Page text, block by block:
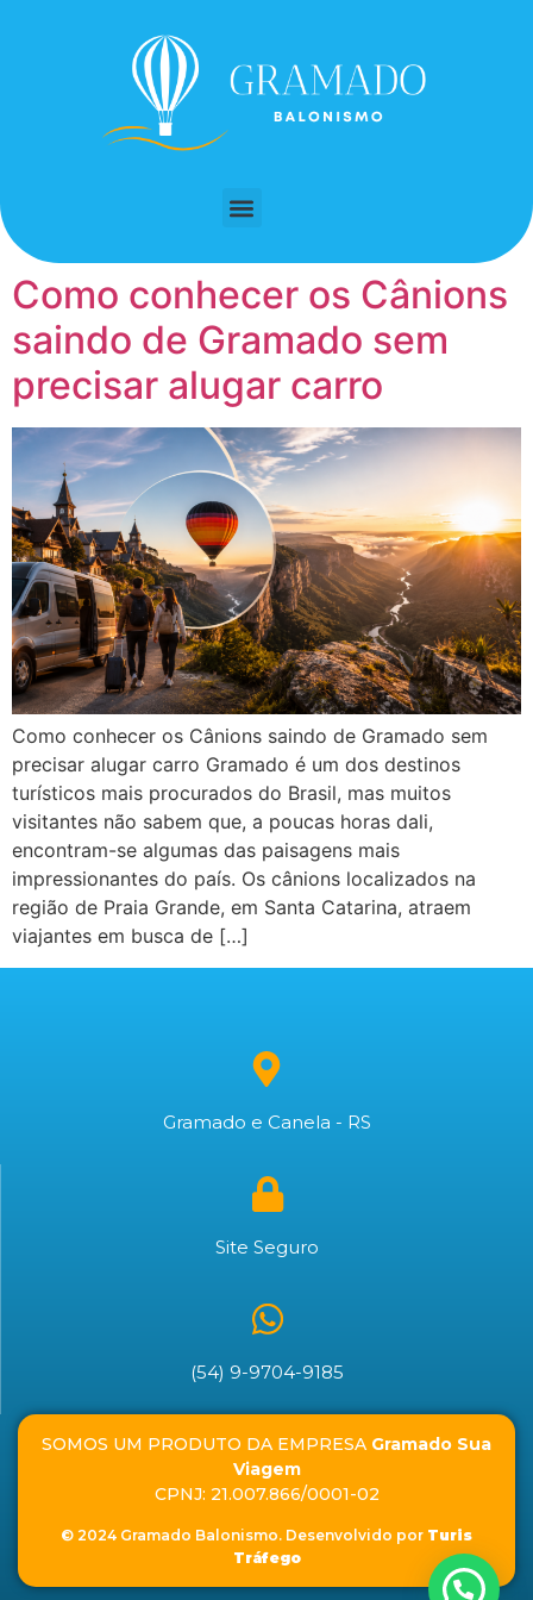
Como conhecer os Cânions
saindo de Gramado sem
precisar alugar carro
Como conhecer os Cânions saindo de Gramado sem
precisar alugar carro Gramado é um dos destinos
turísticos mais procurados do Brasil, mas muitos
visitantes não sabem que, a poucas horas dali,
encontram-se algumas das paisagens mais
impressionantes do país. Os cânions localizados na
região de Praia Grande, em Santa Catarina, atraem
viajantes em busca de […]
Gramado e Canela - RS
Site Seguro
(54) 9-9704-9185
SOMOS UM PRODUTO DA EMPRESA Gramado Sua
Viagem
CPNJ: 21.007.866/0001-02
© 2024 Gramado Balonismo. Desenvolvido por Turis
Tráfego